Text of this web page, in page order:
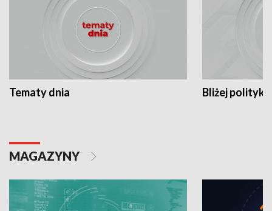
Tematy dnia Bliżej polityki
MAGAZYNY